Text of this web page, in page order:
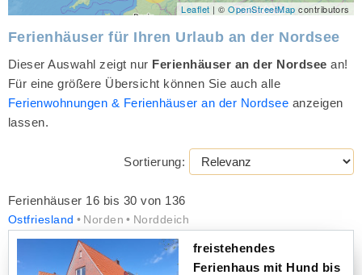
Leaflet | ©OpenStreetMap contributors
Ferienhäuser für Ihren Urlaub an der Nordsee
Dieser Auswahl zeigt nur Ferienhäuser an der Nordsee an!
Für eine größere Übersicht können Sie auch alle
Ferienwohnungen & Ferienhäuser an der Nordsee anzeigen
lassen.
Sortierung:
Ferienhäuser 16 bis 30 von 136
Ostfriesland Norden Norddeich
freistehendes
Ferienhaus mit Hund bis